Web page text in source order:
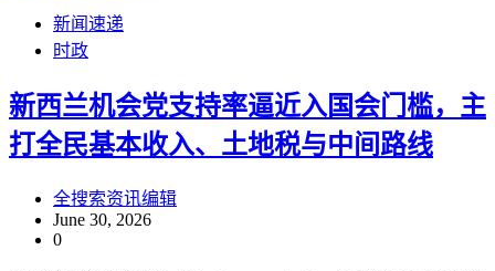
新闻速递
时政
新西兰机会党支持率逼近入国会门槛，主
打全民基本收入、土地税与中间路线
全搜索资讯编辑
June 30, 2026
0